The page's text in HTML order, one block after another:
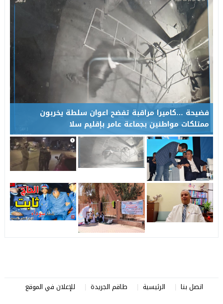
01:29 من رحاب المقاومة.. رسالة الدولة إلى مغاربة العالم
17:05 مرنيسة خارج أولويات التنمية الطرقية بجهة فاس – مكناس… إلى
فضيحة …كاميرا مراقبة تفضح اعوان سلطة يخربون
ممتلكات مواطنين بجماعة عامر بإقليم سلا
اتصل بنا الرئيسية طاقم الجريدة
للإعلان في الموقع